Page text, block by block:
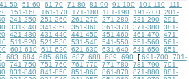
41-50 51-60 61-70 71-80 81-90 91-100 101-110
111-
151-160 161-170 171-180 181-190 191-200
201-
241-250 251-260 261-270 271-280 281-290
291-
331-340 341-350 351-360 361-370 371-380
381-
421-430 431-440 441-450 451-460 461-470
471-
511-520 521-530 531-540 541-550 551-560
561-
601-610 611-620 621-630 631-640 641-650
651-
683 684 685 686 687 688 689 690 [ 691-700
701-
741-750 751-760 761-770 771-780 781-790
791-
831-840 841-850 851-860 861-870 871-880
881-